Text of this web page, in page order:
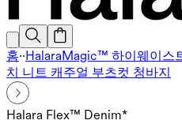
홈··HalaraMagic™ 하이웨이스
치 니트 캐주얼 부츠컷 청바지
Halara Flex™ Denim*